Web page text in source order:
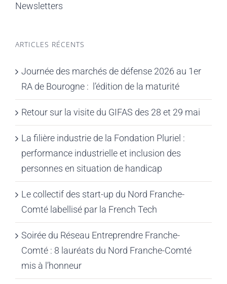
Newsletters
ARTICLES RÉCENTS
Journée des marchés de défense 2026 au 1er
RA de Bourogne : l’édition de la maturité
Retour sur la visite du GIFAS des 28 et 29 mai
La filière industrie de la Fondation Pluriel :
performance industrielle et inclusion des
personnes en situation de handicap
Le collectif des start-up du Nord Franche-
Comté labellisé par la French Tech
Soirée du Réseau Entreprendre Franche-
Comté : 8 lauréats du Nord Franche-Comté
mis à l’honneur